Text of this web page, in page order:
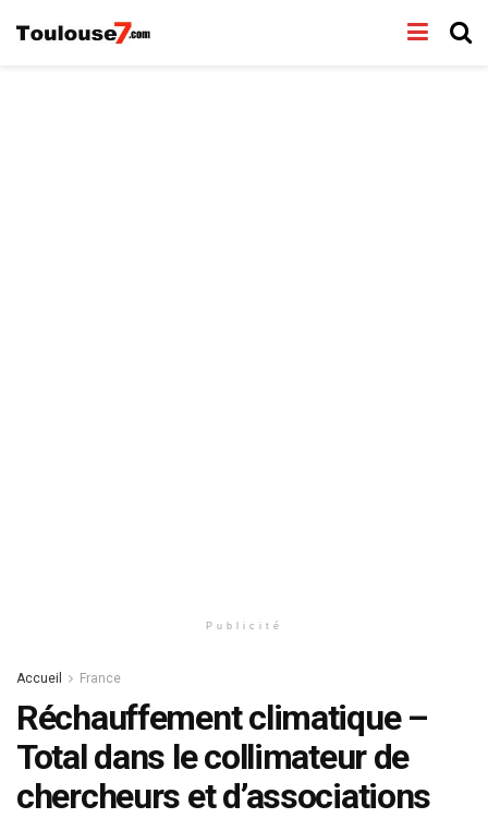
Publicité
Accueil France
Réchauffement climatique –
Total dans le collimateur de
chercheurs et d’associations